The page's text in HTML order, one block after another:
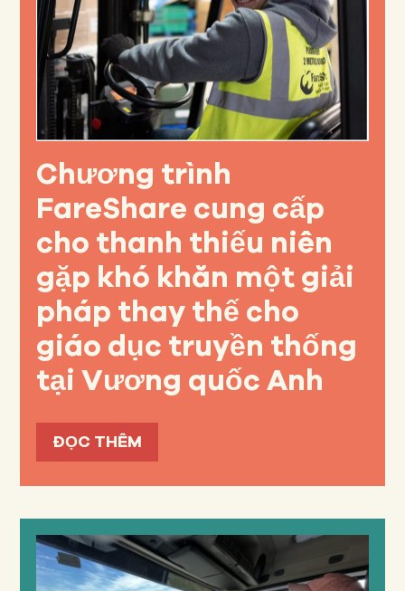
Chương trình
FareShare cung cấp
cho thanh thiếu niên
gặp khó khăn một giải
pháp thay thế cho
giáo dục truyền thống
tại Vương quốc Anh
ĐỌC THÊM